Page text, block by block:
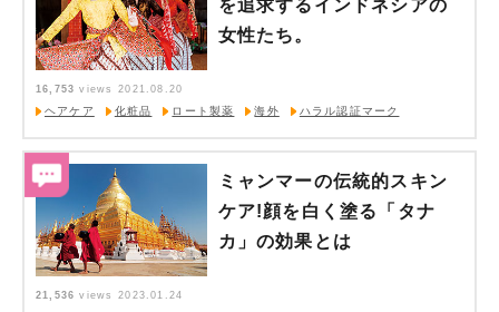
を追求するインドネシアの
女性たち。
16,753 views
2021.08.20
ヘアケア
化粧品 ロート製薬 海外 ハラル認証マーク
ミャンマーの伝統的スキン
ケア!顔を白く塗る「タナ
カ」の効果とは
21,536 views
2023.01.24